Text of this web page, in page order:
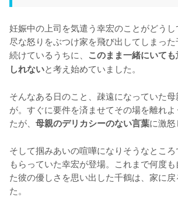
妊娠中の上司を気遣う幸宏のことがどう
尽な怒りをぶつけ家を飛び出してしまっ
続けているうちに、 このまま一緒にいて
しれないと考え始めていました。
そんなある日のこと、疎遠になっていた
が。すぐに要件を済ませてその場を離れ
たが、 母親のデリカシーのない言葉に激怒
そして掴みあいの喧嘩になりそうなとこ
もらっていた幸宏が登場。これまで何度
た彼の優しさを思い出した千鶴は、家に
た。